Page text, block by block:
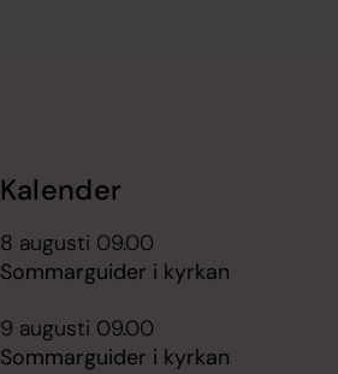
Kalender
8 augusti 09.00
Sommarguider i kyrkan
9 augusti 09.00
Sommarguider i kyrkan